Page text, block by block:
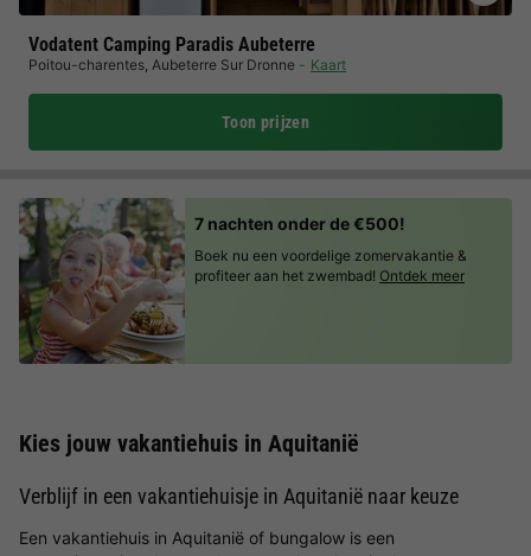
Vodatent Camping Paradis Aubeterre
Poitou-charentes, Aubeterre Sur Dronne Kaart
Toon prijzen
7 nachten onder de €500!
Boek nu een voordelige zomervakantie &
profiteer aan het zwembad! Ontdek meer
Kies jouw vakantiehuis in Aquitanië
Verblijf in een vakantiehuisje in Aquitanië naar keuze
Een vakantiehuis in Aquitanië of bungalow is een